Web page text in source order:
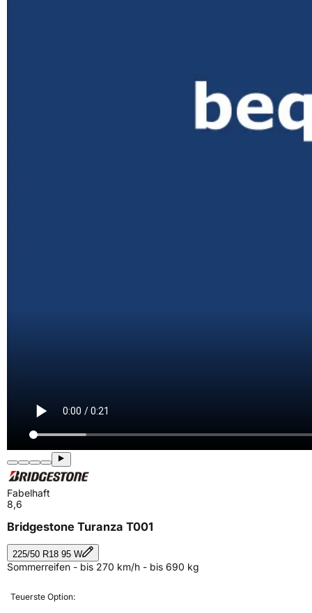
Fabelhaft
8,6
Bridgestone Turanza T001
225/50 R18 95 W
Sommerreifen - bis 270 km/h - bis 690 kg
Teuerste Option: